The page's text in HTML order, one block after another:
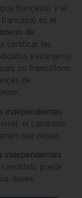
francesa) y el
es el
de
certificar las
extranjeros
no francófono
de
independientes
el candidato
que desee.
independientes
puede
desee.